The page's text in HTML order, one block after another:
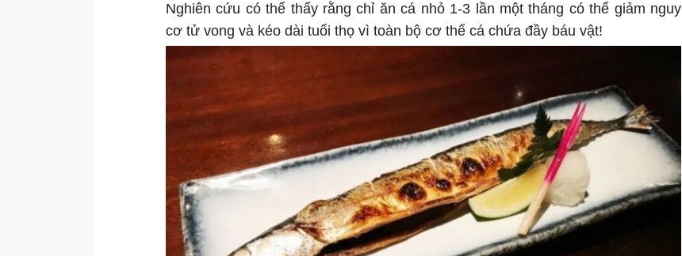
Nghiên cứu có thể thấy rằng chỉ ăn cá nhỏ 1-3 lần một tháng có thể giảm nguy
cơ tử vong và kéo dài tuổi thọ vì toàn bộ cơ thể cá chứa đầy báu vật!